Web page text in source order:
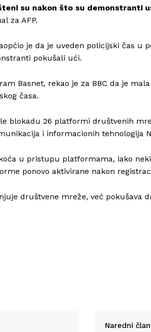
su nakon što su demonstranti
za AFP.
je da je uveden policijski čas u
pokušali ući.
Basnet, rekao je za BBC da je
časa.
blokadu 26 platformi društvenih
i informacionih tehnologija
u pristupu platformama, iako
ponovo aktivirane nakon
društvene mreže, već pokušava
Naredni